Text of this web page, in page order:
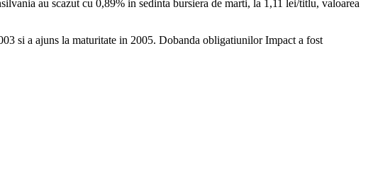
au scazut cu 0,89% in sedinta bursiera de marti, la 1,11 lei/titlu, valoarea
si a ajuns la maturitate in 2005. Dobanda obligatiunilor Impact a fost